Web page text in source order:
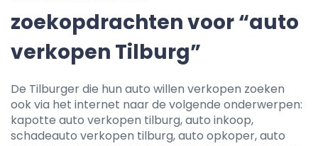
zoekopdrachten voor “auto
verkopen Tilburg”
De Tilburger die hun auto willen verkopen zoeken
ook via het internet naar de volgende onderwerpen:
kapotte auto verkopen tilburg, auto inkoop,
schadeauto verkopen tilburg, auto opkoper, auto